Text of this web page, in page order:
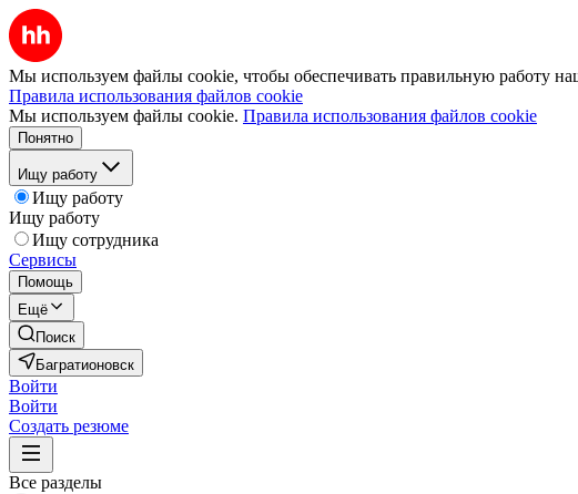
Мы используем файлы cookie, чтобы обеспечивать правильную работу
Правила использования файлов cookie
Мы используем файлы cookie. Правила использования файлов cookie
Понятно
Ищу работу
Ищу работу
Ищу работу
Ищу сотрудника
Сервисы
Помощь
Ещё
Поиск
Багратионовск
Войти
Войти
Создать резюме
Все разделы